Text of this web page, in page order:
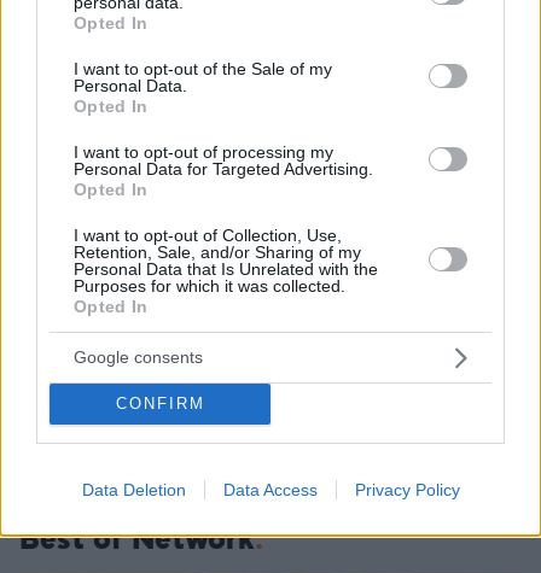
grant or deny consent to Google and its third-party tags to
use your data for below specified purposes in below Google
consent section.
Opted In
I want to opt-out of the Sale of my
Personal Data.
Opted In
I want to opt-out of processing my
Personal Data for Targeted Advertising.
Opted In
I want to opt-out of Collection, Use,
Retention, Sale, and/or Sharing of my
Personal Data that Is Unrelated with the
Purposes for which it was collected.
Opted In
Google consents
CONFIRM
Data Deletion Data Access Privacy Policy
από την αμερικανική ανεξαρτησία -
Δείτε φωτογραφίες και βίντεο
07.08.2026, 13:23 16
Games
Cut The Rope
ΔΕΙΤΕ ΟΛΑ ΤΑ GAMES
Best of Network